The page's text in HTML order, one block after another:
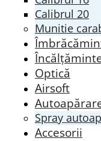
Calibrul 20
Munitie
Optică
Airsoft
Spray
Accesorii